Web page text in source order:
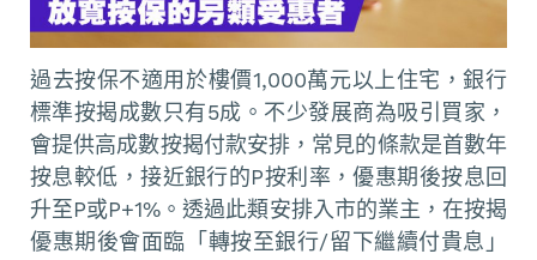
過去按保不適用於樓價1,000萬元以上住宅，銀行
標準按揭成數只有5成。不少發展商為吸引買家，
會提供高成數按揭付款安排，常見的條款是首數年
按息較低，接近銀行的P按利率，優惠期後按息回
升至P或P+1%。透過此類安排入市的業主，在按揭
優惠期後會面臨「轉按至銀行/留下繼續付貴息」